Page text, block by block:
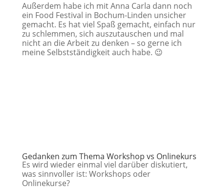
Außerdem habe ich mit Anna Carla dann noch
ein Food Festival in Bochum-Linden unsicher
gemacht. Es hat viel Spaß gemacht, einfach nur
zu schlemmen, sich auszutauschen und mal
nicht an die Arbeit zu denken – so gerne ich
meine Selbstständigkeit auch habe. 😉
Gedanken zum Thema Workshop vs Onlinekurs
Es wird wieder einmal viel darüber diskutiert,
was sinnvoller ist: Workshops oder
Onlinekurse?